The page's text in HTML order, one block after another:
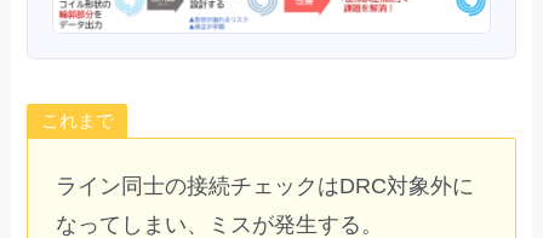
これまで
ライン同士の接続チェックはDRC対象外に
なってしまい、ミスが発生する。